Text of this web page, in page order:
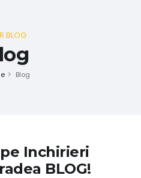
BLOG
Blog
Inchirieri
BLOG!